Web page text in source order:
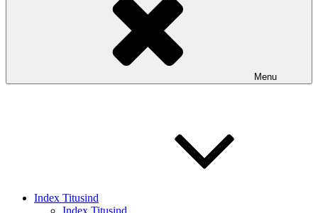
Menu
Index Titusind
Index Titusind